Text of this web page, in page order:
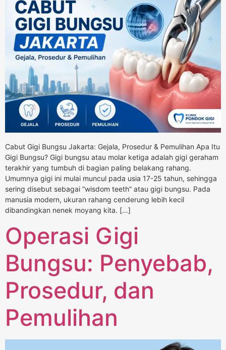
Cabut Gigi Bungsu Jakarta: Gejala, Prosedur & Pemulihan Apa Itu
Gigi Bungsu? Gigi bungsu atau molar ketiga adalah gigi geraham
terakhir yang tumbuh di bagian paling belakang rahang.
Umumnya gigi ini mulai muncul pada usia 17-25 tahun, sehingga
sering disebut sebagai “wisdom teeth” atau gigi bungsu. Pada
manusia modern, ukuran rahang cenderung lebih kecil
dibandingkan nenek moyang kita. […]
Operasi Gigi
Bungsu: Penyebab,
Prosedur, dan
Pemulihan